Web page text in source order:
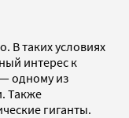
В таких условиях
интерес к
одному из
Также
гиганты.